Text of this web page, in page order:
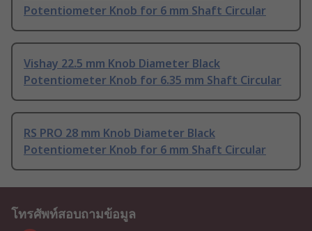
Potentiometer Knob for 6 mm Shaft Circular
Vishay 22.5 mm Knob Diameter Black
Potentiometer Knob for 6.35 mm Shaft Circular
RS PRO 28 mm Knob Diameter Black
Potentiometer Knob for 6 mm Shaft Circular
โทรศัพท์สอบถามข้อมูล